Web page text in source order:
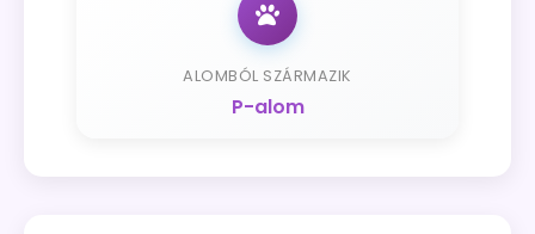
ALOMBÓL SZÁRMAZIK
P-alom